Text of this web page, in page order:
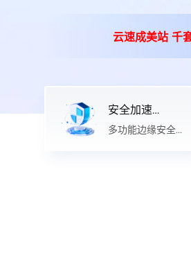
云速成美站 千
安全加速
SCDN
多功能边缘安全